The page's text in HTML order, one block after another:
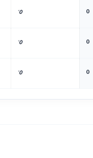
0
0'
0
0'
0
0'